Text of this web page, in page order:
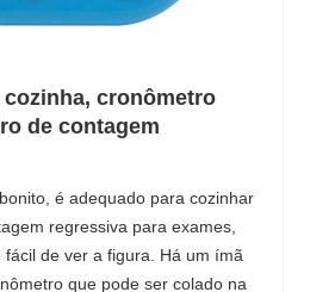
cronômetro
de contagem
é adequado para cozinhar
regressiva para exames,
de ver a figura. Há um ímã
que pode ser colado na